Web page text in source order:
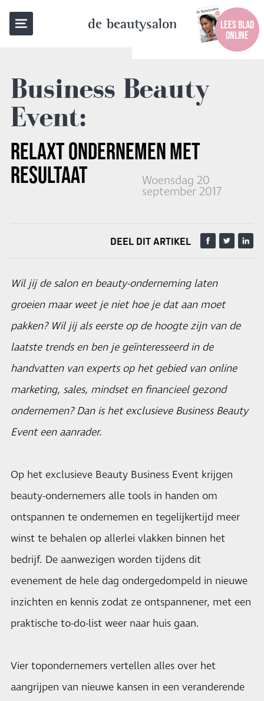
de beautysalon
LEES BLAD
ONLINE
Business Beauty
Event:
RELAXT ONDERNEMEN MET
RESULTAAT
Woensdag 20
september 2017
TERUG NAAR OVERZICHT
DEEL DIT ARTIKEL
Wil jij de salon en beauty-onderneming laten
groeien maar weet je niet hoe je dat aan moet
pakken? Wil jij als eerste op de hoogte zijn van de
laatste trends en ben je geïnteresseerd in de
handvatten van experts op het gebied van online
marketing, sales, mindset en financieel gezond
ondernemen? Dan is het exclusieve Business Beauty
Event een aanrader.
Op het exclusieve Beauty Business Event krijgen
beauty-ondernemers alle tools in handen om
ontspannen te ondernemen en tegelijkertijd meer
winst te behalen op allerlei vlakken binnen het
bedrijf. De aanwezigen worden tijdens dit
evenement de hele dag ondergedompeld in nieuwe
inzichten en kennis zodat ze ontspannener, met een
praktische to-do-list weer naar huis gaan.
Vier topondernemers vertellen alles over het
aangrijpen van nieuwe kansen in een veranderende